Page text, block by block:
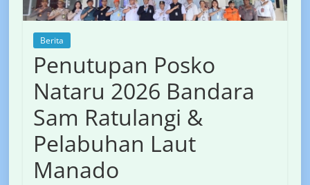
Berita
Penutupan Posko
Nataru 2026 Bandara
Sam Ratulangi &
Pelabuhan Laut
Manado